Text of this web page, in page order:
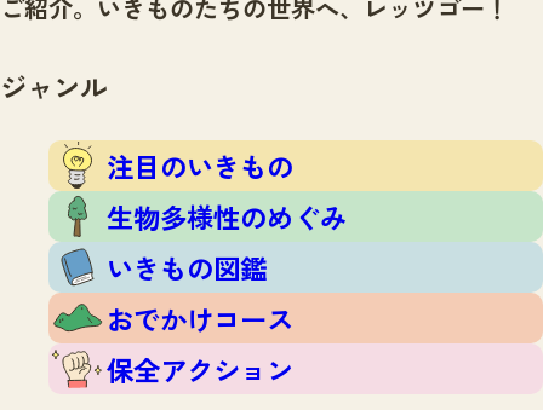
いきものガイド
注目のいきもの
生物多様性のめぐみ
いきもの図鑑
おでかけコース
保全アクション
イベント
いきもの調査隊
調査レポート
調査レポートTOP
調査結果
ふくおかいきものマップ
マッチング
マッチングTOP
掲載申し込みフォーム
お問合せ
ご紹介。いきものたちの世界へ、レッツゴー！
ジャンル
注目のいきもの
生物多様性のめぐみ
いきもの図鑑
おでかけコース
保全アクション